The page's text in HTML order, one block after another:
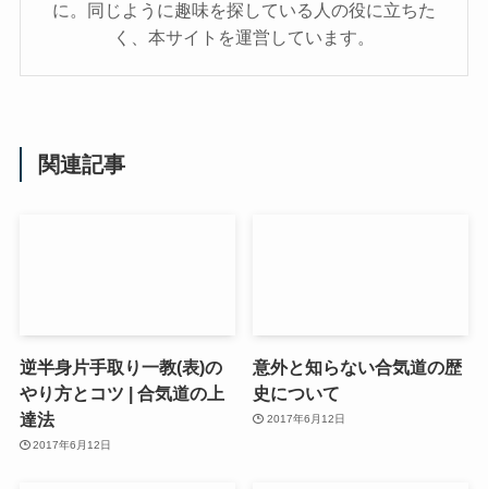
に。同じように趣味を探している人の役に立ちた
く、本サイトを運営しています。
関連記事
逆半身片手取り一教(表)の
やり方とコツ | 合気道の上
達法
2017年6月12日
意外と知らない合気道の歴
史について
2017年6月12日